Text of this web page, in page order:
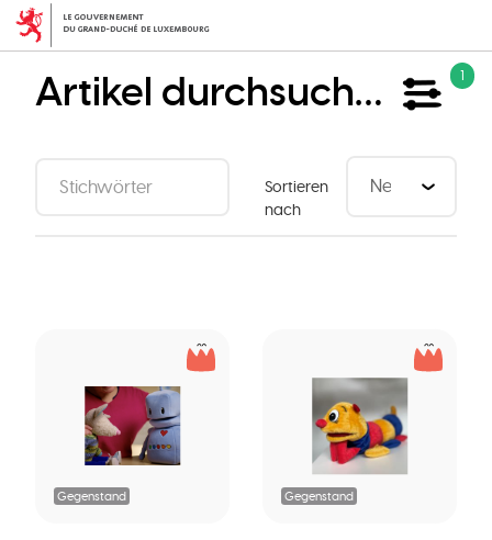
Direkt
zum
Artikel durchsuchen 1
Sortieren
nach
Gegenstand Gegenstand